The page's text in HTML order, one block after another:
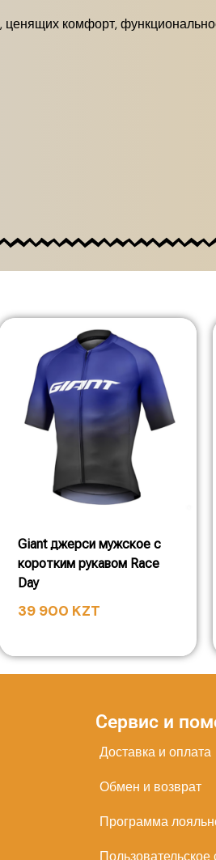
комфорт,
Giant джерси мужское с
коротким рукавом Race
Day
39 900 KZT
Сервис и
Доставка и оплата
Обмен и возврат
Программа